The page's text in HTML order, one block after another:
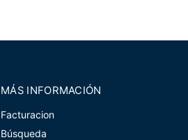
MÁS INFORMACIÓN
Facturacion
Búsqueda